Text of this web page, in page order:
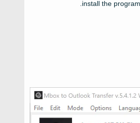
install the program